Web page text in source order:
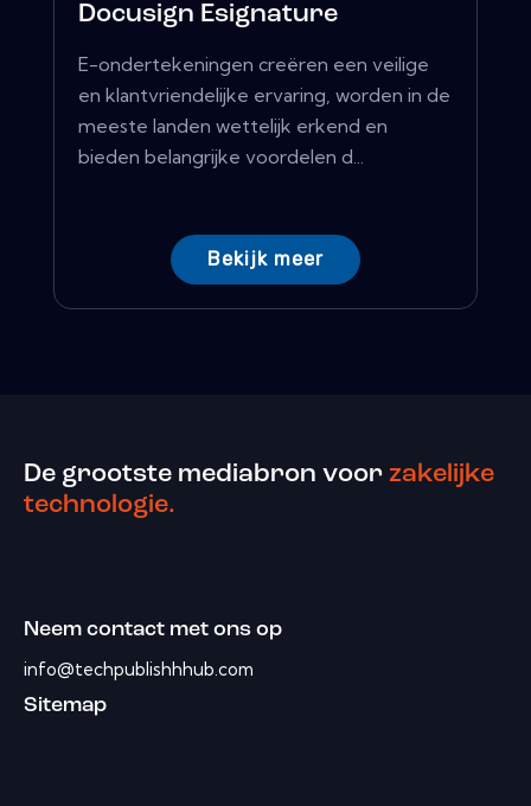
Docusign Esignature
E-ondertekeningen creëren een veilige
en klantvriendelijke ervaring, worden in de
meeste landen wettelijk erkend en
bieden belangrijke voordelen d...
Bekijk meer
De grootste mediabron voor zakelijke
technologie.
Neem contact met ons op
info@techpublishhhub.com
Sitemap